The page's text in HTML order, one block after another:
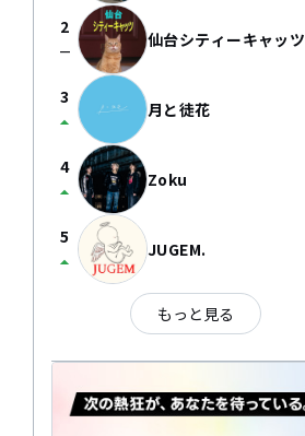
2
check_indeterminate_small 仙台シティーキャッツ
3
arrow_drop_up 月と徒花
4
arrow_drop_up Zoku
5
arrow_drop_up JUGEM.
もっと見る